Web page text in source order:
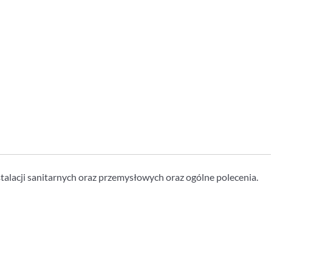
sanitarnych oraz przemysłowych oraz ogólne polecenia.